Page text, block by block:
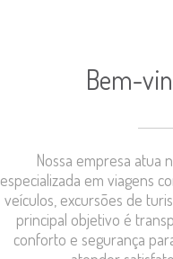
Bem-
Nossa empresa atua
especializada em viagens
veículos, excursões de
principal objetivo é
conforto e segurança